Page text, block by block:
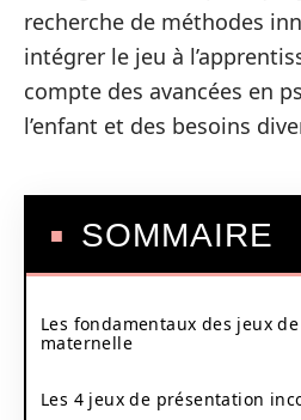
recherche de méthodes
intégrer le jeu à
compte des avancées en
l’enfant et des besoins
SOMMAIRE
Les fondamentaux des jeux
maternelle
Les 4 jeux de présentation